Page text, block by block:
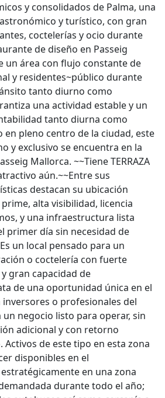
y consolidados de Palma, una
y turístico, con gran
coctelerías y ocio durante
de diseño en Passeig
un área con flujo constante de
y residentes~público durante
tanto diurno como
una actividad estable y un
tanto diurna como
en pleno centro de la ciudad, este
y exclusivo se encuentra en la
Mallorca. ~~Tiene TERRAZA
aún.~~Entre sus
destacan su ubicación
alta visibilidad, licencia
y una infraestructura lista
primer día sin necesidad de
un local pensado para un
o coctelería con fuerte
gran capacidad de
de una oportunidad única en el
o profesionales del
negocio listo para operar, sin
adicional y con retorno
de este tipo en esta zona
disponibles en el
en una zona
durante todo el año;